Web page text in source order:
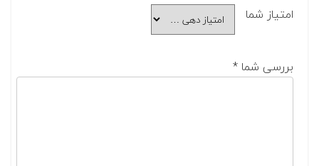
امتیاز شما
بررسی شما *